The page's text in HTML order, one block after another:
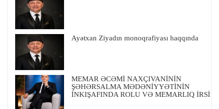
Ayətxan Ziyadın monoqrafiyası haqqında
MEMAR ƏCƏMİ NAXÇIVANİNİN
ŞƏHƏRSALMA MƏDƏNİYYƏTİNİN
İNKIŞAFINDA ROLU VƏ MEMARLIQ İRSİ